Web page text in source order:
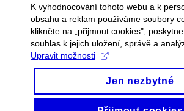
K vyhodnocování tohoto webu a k
obsahu a reklam používáme soubory
klikněte na „přijmout cookies",
souhlas k jejich uložení, správě a
Upravit možnosti
Jen nezbytné